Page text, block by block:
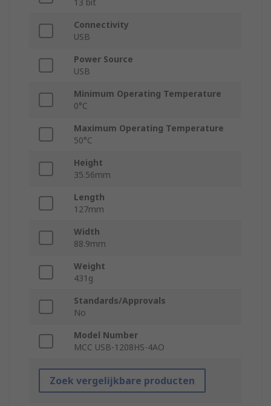
13 bit
Connectivity
USB
Power Source
USB
Minimum Operating Temperature
0°C
Maximum Operating Temperature
50°C
Height
35.56mm
Length
127mm
Width
88.9mm
Weight
431g
Standards/Approvals
No
Model Number
MCC USB-1208HS-4AO
Zoek vergelijkbare producten